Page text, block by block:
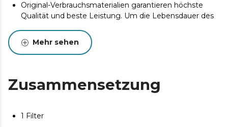
Original-Verbrauchsmaterialien garantieren höchste
Qualität und beste Leistung. Um die Lebensdauer des
Mehr sehen
Zusammensetzung
1 Filter